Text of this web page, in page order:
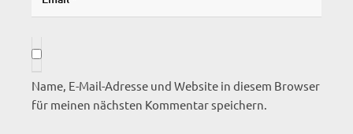
Name, E-Mail-Adresse und Website in diesem Browser
für meinen nächsten Kommentar speichern.